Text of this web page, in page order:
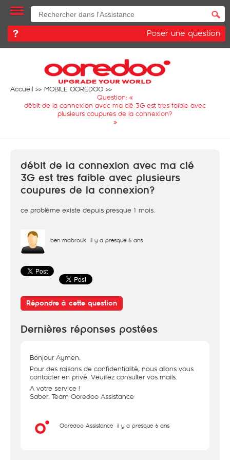
Poser une question
Accueil
MOBILE OOREDOO
Question: «
débit de la connexion avec ma clé 3G est tres faible avec
plusieurs coupures de la connexion?
»
débit de la connexion avec ma clé
3G est tres faible avec plusieurs
coupures de la connexion?
ce problème existe depuis presque 1 mois.
ben mabrouk il y a presque 6 ans
Répondre à cette question
Dernières réponses postées
Bonjour Aymen,
Pour des raisons de confidentialité, nous allons vous
contacter en privé. Veuillez consulter vos mails.
A votre service !
Saber, Team Ooredoo Assistance
Ooredoo Assistance il y a presque 6 ans